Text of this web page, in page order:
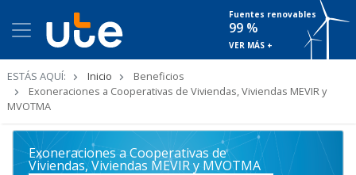
Fuentes renovables
99 %
VER MÁS +
ESTÁS AQUÍ: Inicio
Beneficios
Exoneraciones a Cooperativas de Viviendas, Viviendas MEVIR y
MVOTMA
Exoneraciones a Cooperativas de
Viviendas, Viviendas MEVIR y MVOTMA